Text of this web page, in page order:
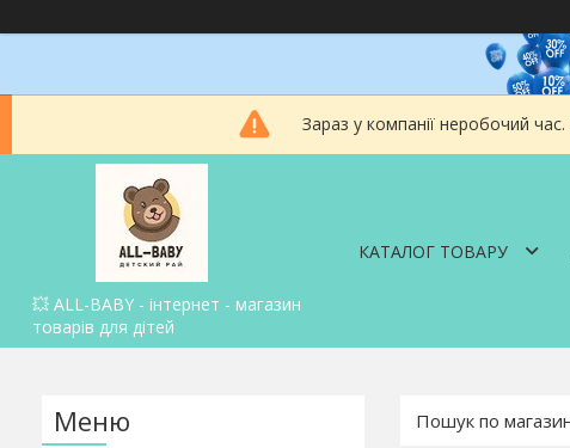
Зараз у компанії неробочий
💥 ALL-BABY - інтернет - магазин
товарів для дітей
КАТАЛОГ ТОВАРУ